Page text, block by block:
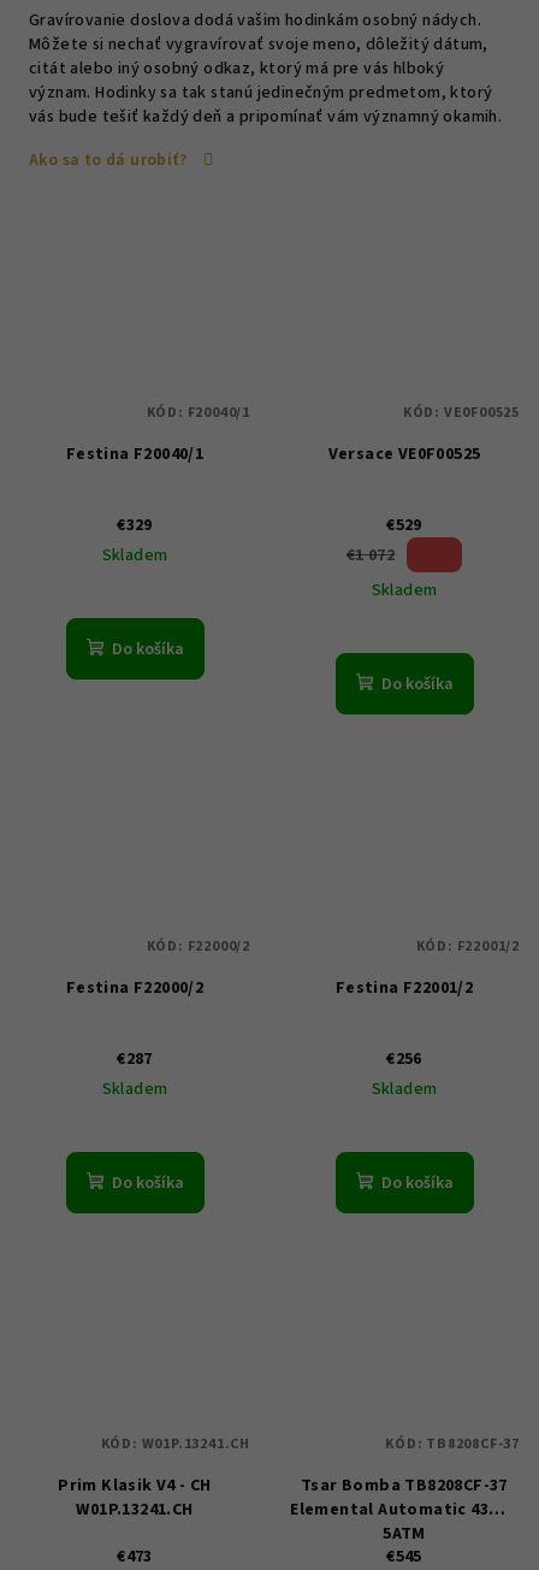
Gravírovanie doslova dodá vašim hodinkám osobný nádych.
Môžete si nechať vygravírovať svoje meno, dôležitý dátum,
citát alebo iný osobný odkaz, ktorý má pre vás hlboký
význam. Hodinky sa tak stanú jedinečným predmetom, ktorý
vás bude tešiť každý deň a pripomínať vám významný okamih.
Ako sa to dá urobiť?
Festina F20040/1
€329
Skladem
Do košíka
KÓD: F20040/1
Versace VE0F00525
€529
€1 072
Skladem
Do košíka
KÓD: VE0F00525
Festina F22000/2
€287
Skladem
Do košíka
KÓD: F22000/2
Festina F22001/2
€256
Skladem
Do košíka
KÓD: F22001/2
Prim Klasik V4 - CH
W01P.13241.CH
€473
KÓD: W01P.13241.CH
Tsar Bomba TB8208CF-37
Elemental Automatic 43mm
5ATM
€545
KÓD: TB8208CF-37